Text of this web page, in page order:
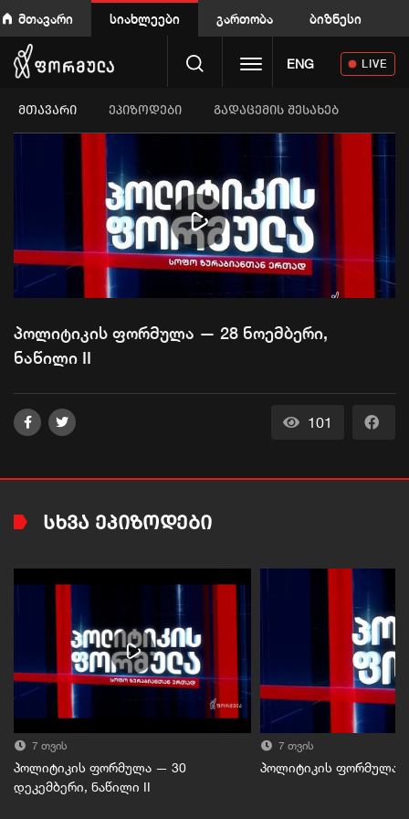
მთავარი სიახლეები გართობა ბიზნესი
Toggle navigation
ENG LIVE
ᲛᲗᲐᲕᲐᲠᲘ ეპიზოდები გადაცემის შესახებ
Play
Video
პოლიტიკის ფორმულა — 28 ნოემბერი,
ნაწილი II
101
ᲡᲮᲕᲐ ᲔᲞᲘᲖᲝᲓᲔᲑᲘ
7 თვის
პოლიტიკის ფორმულა — 30
დეკემბერი, ნაწილი II
7 თვის
პოლიტიკის ფორმულა